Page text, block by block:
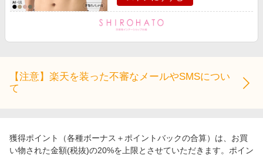
【注意】楽天を装った不審なメールやSMSについ
て
獲得ポイント（各種ボーナス＋ポイントバックの合算）は、お買
い物された金額(税抜)の20%を上限とさせていただきます。ポイン